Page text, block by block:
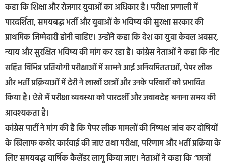
कहा कि शिक्षा और रोजगार युवाओं का अधिकार है। परीक्षा प्रणाली में
पारदर्शिता, समयबद्ध भर्ती और युवाओं के भविष्य की सुरक्षा सरकार की
प्राथमिक जिम्मेदारी होनी चाहिए। उन्होंने कहा कि देश का युवा केवल अवसर,
न्याय और सुरक्षित भविष्य की मांग कर रहा है। कांग्रेस नेताओं ने कहा कि नीट
सहित विभिन्न प्रतियोगी परीक्षाओं में सामने आई अनियमितताओं, पेपर लीक
और भर्ती प्रक्रियाओं में देरी ने लाखों छात्रों और उनके परिवारों को प्रभावित
किया है। ऐसे में परीक्षा व्यवस्था को पारदर्शी और जवाबदेह बनाना समय की
आवश्यकता है।
कांग्रेस पार्टी ने मांग की है कि पेपर लीक मामलों की निष्पक्ष जांच कर दोषियों
के खिलाफ कठोर कार्रवाई की जाए तथा परीक्षा, परिणाम और भर्ती प्रक्रिया के
लिए समयबद्ध वार्षिक कैलेंडर लागू किया जाए। नेताओं ने कहा कि “छात्रों